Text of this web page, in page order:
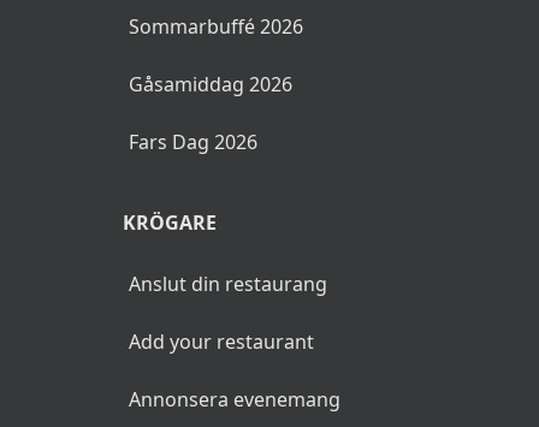
Sommarbuffé 2026
Gåsamiddag 2026
Fars Dag 2026
KRÖGARE
Anslut din restaurang
Add your restaurant
Annonsera evenemang